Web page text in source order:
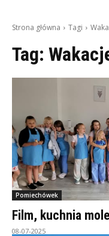
Strona główna Tagi
Tag:
Pomiechówek
Film, kuchnia
08-07-2025